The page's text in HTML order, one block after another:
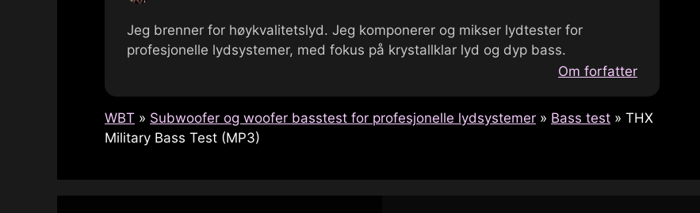
Jeg brenner for høykvalitetslyd. Jeg komponerer og mikser lydtester for
profesjonelle lydsystemer, med fokus på krystallklar lyd og dyp bass.
Om forfatter
WBT » Subwoofer og woofer basstest for profesjonelle lydsystemer » Bass test » THX
Military Bass Test (MP3)